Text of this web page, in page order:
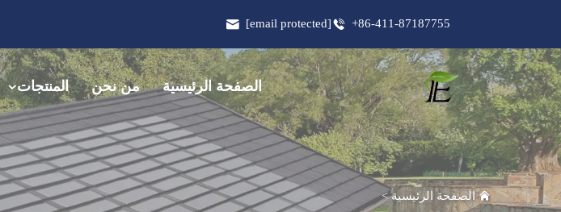
+86-411-87187755
[email protected]
الصفحة الرئيسية من نحن المنتجات
الصفحة الرئيسية>